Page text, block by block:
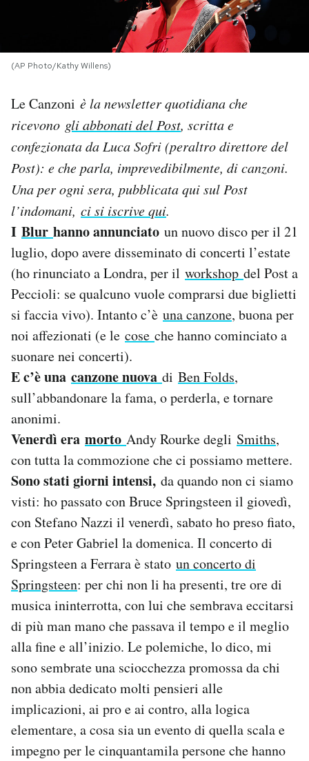
NEWSLETTER
I MIEI PREFERITI
SHOP
CALENDARIO
AREA PERSONALE
Newsletter
Notifiche mobile
Regala il Post
Hai bisogno di aiuto?
Esci
(AP Photo/Kathy Willens)
Le Canzoni è la newsletter quotidiana che
ricevono gli abbonati del Post, scritta e
confezionata da Luca Sofri (peraltro direttore del
Post): e che parla, imprevedibilmente, di canzoni.
Una per ogni sera, pubblicata qui sul Post
l’indomani, ci si iscrive qui.
I Blur hanno annunciato un nuovo disco per il 21
luglio, dopo avere disseminato di concerti l’estate
(ho rinunciato a Londra, per il workshop del Post a
Peccioli: se qualcuno vuole comprarsi due biglietti
si faccia vivo). Intanto c’è una canzone, buona per
noi affezionati (e le cose che hanno cominciato a
suonare nei concerti).
E c’è una canzone nuova di Ben Folds,
sull’abbandonare la fama, o perderla, e tornare
anonimi.
Venerdì era morto Andy Rourke degli Smiths,
con tutta la commozione che ci possiamo mettere.
Sono stati giorni intensi, da quando non ci siamo
visti: ho passato con Bruce Springsteen il giovedì,
con Stefano Nazzi il venerdì, sabato ho preso fiato,
e con Peter Gabriel la domenica. Il concerto di
Springsteen a Ferrara è stato un concerto di
Springsteen: per chi non li ha presenti, tre ore di
musica ininterrotta, con lui che sembrava eccitarsi
di più man mano che passava il tempo e il meglio
alla fine e all’inizio. Le polemiche, lo dico, mi
sono sembrate una sciocchezza promossa da chi
non abbia dedicato molti pensieri alle
implicazioni, ai pro e ai contro, alla logica
elementare, a cosa sia un evento di quella scala e
impegno per le cinquantamila persone che hanno